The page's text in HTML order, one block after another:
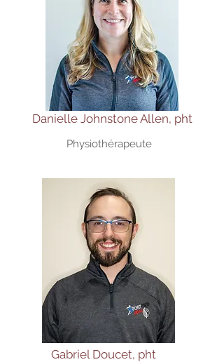
Danielle Johnstone Allen, pht
Physiothérapeute
Gabriel Doucet, pht